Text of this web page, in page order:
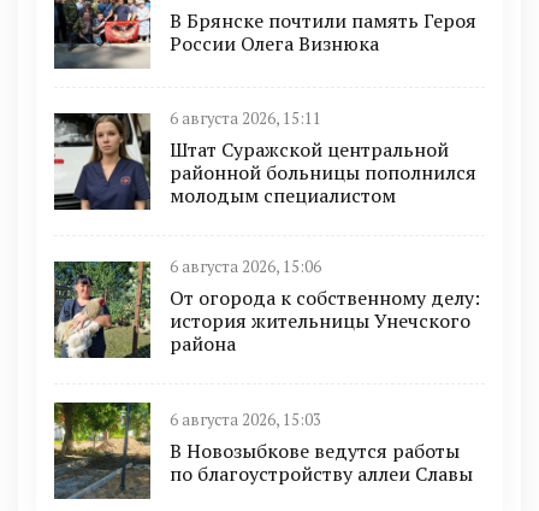
В Брянске почтили память Героя
России Олега Визнюка
6 августа 2026, 15:11
Штат Суражской центральной
районной больницы пополнился
молодым специалистом
6 августа 2026, 15:06
От огорода к собственному делу:
история жительницы Унечского
района
6 августа 2026, 15:03
В Новозыбкове ведутся работы
по благоустройству аллеи Славы